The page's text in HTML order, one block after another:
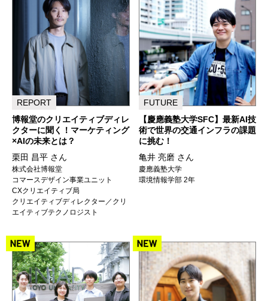
REPORT
博報堂のクリエイティブディレ
クターに聞く！マーケティング
×AIの未来とは？
栗田 昌平 さん
株式会社博報堂
コマースデザイン事業ユニット
CXクリエイティブ局
クリエイティブディレクター／クリ
エイティブテクノロジスト
FUTURE
【慶應義塾大学SFC】最新AI技
術で世界の交通インフラの課題
に挑む！
亀井 亮磨 さん
慶應義塾大学
環境情報学部 2年